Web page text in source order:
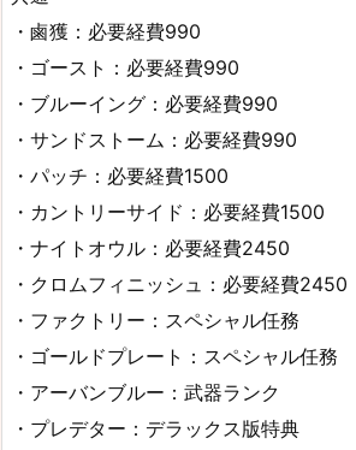
・鹵獲：必要経費990
・ゴースト：必要経費990
・ブルーイング：必要経費990
・サンドストーム：必要経費990
・パッチ：必要経費1500
・カントリーサイド：必要経費1500
・ナイトオウル：必要経費2450
・クロムフィニッシュ：必要経費2450
・ファクトリー：スペシャル任務
・ゴールドプレート：スペシャル任務
・アーバンブルー：武器ランク
・プレデター：デラックス版特典